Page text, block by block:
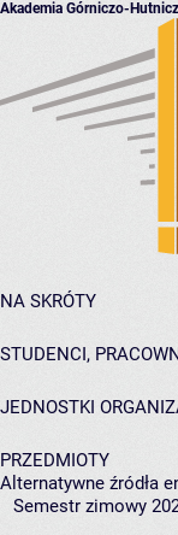
Akademia Górniczo-
NA SKRÓTY
STUDENCI,
JEDNOSTKI
PRZEDMIOTY
Alternatywne źródła
Semestr zimowy